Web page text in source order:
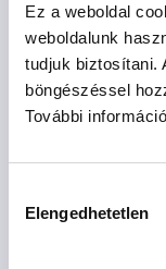
Ez a weboldal
weboldalunk
tudjuk biztosítani.
böngészéssel
További
kiválasztása
Elengedhetetlen
A rendezvényt
A belépés
kötött a
(Jaroszlava
Magyarországi